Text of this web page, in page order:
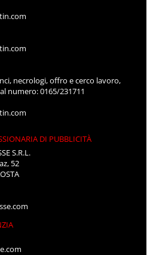
necrologi, offro e cerco lavoro,
numero: 0165/231711
DI PUBBLICITÀ
S.R.L.
52